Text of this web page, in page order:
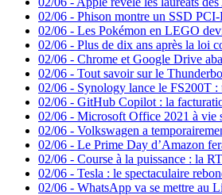
02/06 - Phison montre un SSD
02/06 - Les Pokémon en LEGO
02/06 - Plus de dix ans après la loi
02/06 - Chrome et Google Drive
02/06 - Tout savoir sur le
02/06 - Synology lance le FS200T
02/06 - GitHub Copilot : la
02/06 - Microsoft Office 2021 à vie
02/06 - Volkswagen a
02/06 - Le Prime Day d’Amazon
02/06 - Course à la puissance : la
02/06 - Tesla : le spectaculaire
02/06 - WhatsApp va se mettre au